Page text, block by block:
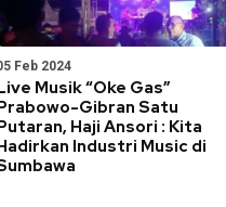
Feb 2024
Musik “Oke Gas”
Gibran Satu
Haji Ansori : Kita
Industri Music di